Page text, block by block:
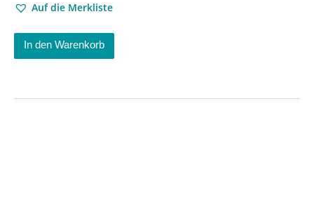
Auf die Merkliste
In den Warenkorb